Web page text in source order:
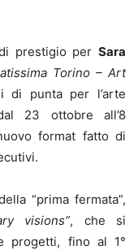
prestigio per Sara
Torino – Art
di punta per l’arte
23 ottobre all’8
format fatto di
“prima fermata”,
visions”, che si
progetti, fino al 1°